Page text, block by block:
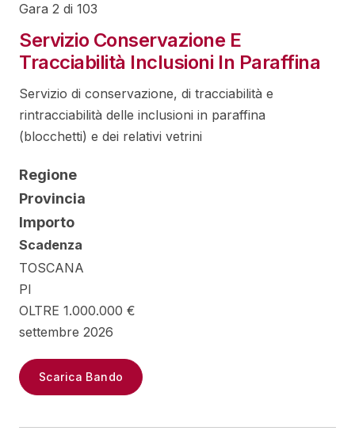
Gara 2 di 103
Servizio Conservazione E
Tracciabilità Inclusioni In Paraffina
Servizio di conservazione, di tracciabilità e
rintracciabilità delle inclusioni in paraffina
(blocchetti) e dei relativi vetrini
Regione
Provincia
Importo
Scadenza
TOSCANA
PI
OLTRE 1.000.000 €
settembre 2026
Scarica Bando